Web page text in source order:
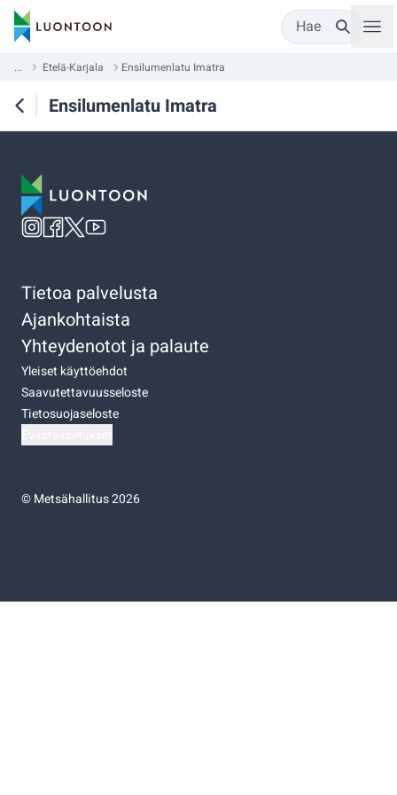
Hae
... Etelä-Karjala Ensilumenlatu Imatra
Ensilumenlatu Imatra
Tietoa palvelusta
Ajankohtaista
Yhteydenotot ja palaute
Yleiset käyttöehdot
Saavutettavuusseloste
Tietosuojaseloste
©Metsähallitus 2026